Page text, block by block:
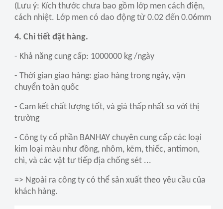
(Lưu ý: Kích thước chưa bao gồm lớp men cách điện,
cách nhiệt. Lớp men có dao động từ 0.02 đến 0.06mm
4. Chi tiết đặt hàng.
- Khả năng cung cấp: 1000000 kg /ngày
- Thời gian giao hàng: giao hàng trong ngày, vận
chuyển toàn quốc
- Cam kết chất lượng tốt, và giá thấp nhất so với thị
trường
- Công ty cổ phần BANHAY chuyên cung cấp các loại
kim loại màu như đồng, nhôm, kẽm, thiếc, antimon,
chì, và các vật tư tiếp địa chống sét ...
=> Ngoài ra công ty có thể sản xuất theo yêu cầu của
khách hàng.